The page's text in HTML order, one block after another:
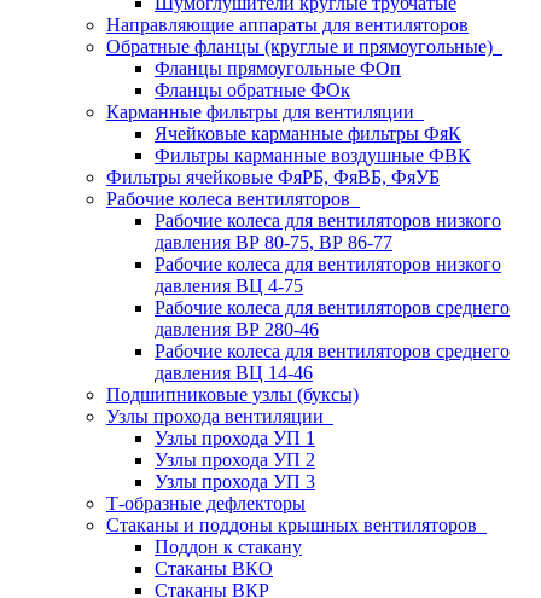
Направляющие аппараты для вентиляторов
Обратные фланцы (круглые и прямоугольные)
Фланцы прямоугольные ФОп
Фланцы обратные ФОк
Карманные фильтры для вентиляции
Ячейковые карманные фильтры ФяК
Фильтры карманные воздушные ФВК
Фильтры ячейковые ФяРБ, ФяВБ, ФяУБ
Рабочие колеса вентиляторов
Рабочие колеса для вентиляторов низкого
давления ВР 80-75, ВР 86-77
Рабочие колеса для вентиляторов низкого
давления ВЦ 4-75
Рабочие колеса для вентиляторов среднего
давления ВР 280-46
Рабочие колеса для вентиляторов среднего
давления ВЦ 14-46
Подшипниковые узлы (буксы)
Узлы прохода вентиляции
Узлы прохода УП 1
Узлы прохода УП 2
Узлы прохода УП 3
Т-образные дефлекторы
Стаканы и поддоны крышных вентиляторов
Поддон к стакану
Стаканы ВКО
Стаканы ВКР